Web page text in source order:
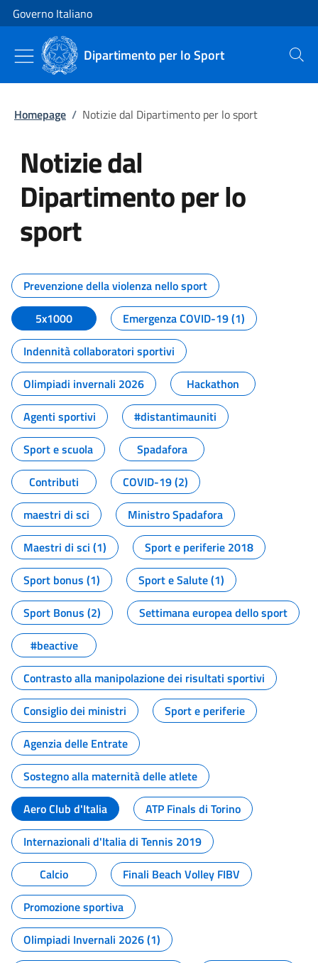
Vai al contenuto
Vai alla navigazione del sito
Governo Italiano
Dipartimento per lo Sport Cerca
Homepage / Notizie dal Dipartimento per lo sport
Notizie dal
Dipartimento per lo
sport
Tutti i contenuti della pagina
Prevenzione della violenza nello sport
5x1000
Emergenza COVID-19 (1)
Indennità collaboratori sportivi
Olimpiadi invernali 2026
Hackathon
Agenti sportivi
#distantimauniti
Sport e scuola
Spadafora
Contributi
COVID-19 (2)
maestri di sci
Ministro Spadafora
Maestri di sci (1)
Sport e periferie 2018
Sport bonus (1)
Sport e Salute (1)
Sport Bonus (2)
Settimana europea dello sport
#beactive
Contrasto alla manipolazione dei risultati sportivi
Consiglio dei ministri
Sport e periferie
Agenzia delle Entrate
Sostegno alla maternità delle atlete
Aero Club d'Italia
ATP Finals di Torino
Internazionali d'Italia di Tennis 2019
Calcio
Finali Beach Volley FIBV
Promozione sportiva
Olimpiadi Invernali 2026 (1)